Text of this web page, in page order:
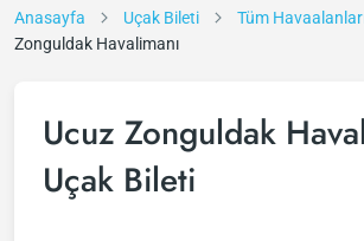
Anasayfa Uçak Bileti
Tüm
Zonguldak Havalimanı
Ucuz Zonguldak
Uçak Bileti